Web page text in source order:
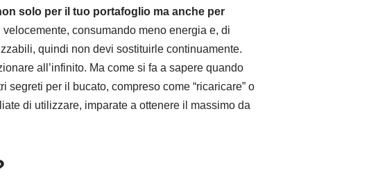
solo per il tuo portafoglio ma anche per
consumando meno energia e, di
quindi non devi sostituirle continuamente.
all’infinito. Ma come si fa a sapere quando
per il bucato, compreso come “ricaricare” o
di utilizzare, imparate a ottenere il massimo da